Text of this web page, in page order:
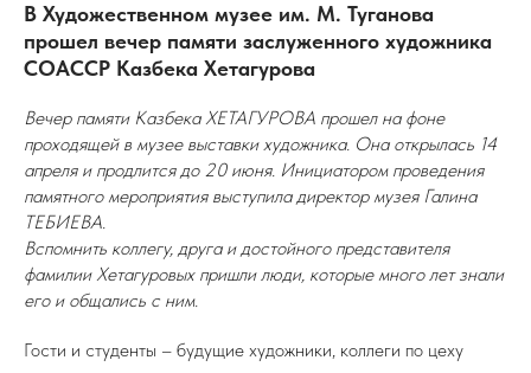
В Художественном музее им. М. Туганова
прошел вечер памяти заслуженного художника
СОАССР Казбека Хетагурова
Вечер памяти Казбека ХЕТАГУРОВА прошел на фоне
проходящей в музее выставки художника. Она открылась 14
апреля и продлится до 20 июня. Инициатором проведения
памятного мероприятия выступила директор музея Галина
ТЕБИЕВА.
Вспомнить коллегу, друга и достойного представителя
фамилии Хетагуровых пришли люди, которые много лет знали
его и общались с ним.
Гости и студенты – будущие художники, коллеги по цеху